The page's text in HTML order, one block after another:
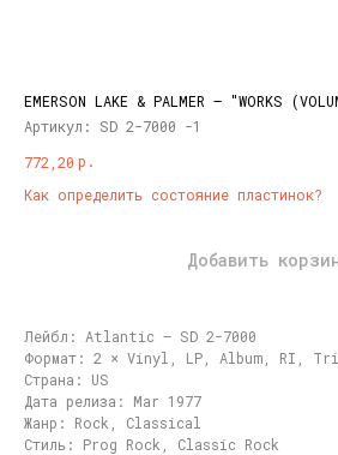
EMERSON LAKE & PALMER ‎– "WORKS
Артикул: SD 2-7000 -1
772,20 р.
Как определить состояние пластинок?
Добавить
Лейбл: Atlantic ‎– SD 2-7000
Формат: 2 × Vinyl, LP, Album, RI,
Страна: US
Дата релиза: Mar 1977
Жанр: Rock, Classical
Стиль: Prog Rock, Classic Rock